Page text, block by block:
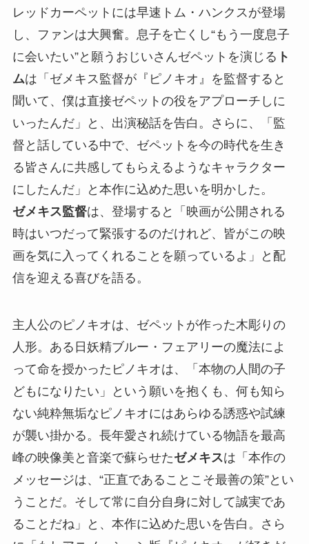
レッドカーペットには早速トム・ハンクスが登場
し、ファンは大興奮。息子を亡くし“もう一度息子
に会いたい”と願うおじいさんゼペットを演じる ト
ムは「ゼメキス監督が『ピノキオ』を監督すると
聞いて、僕は直接ゼペットの役をアプローチしに
いったんだ」と、出演秘話を告白。さらに、「監
督と話している中で、ゼペットを今の時代を生き
る皆さんに共感してもらえるようなキャラクター
にしたんだ」と本作に込めた思いを明かした。
ゼメキス監督は、登場すると「映画が公開される
時はいつだって緊張するのだけれど、皆がこの映
画を気に入ってくれることを願っているよ」と配
信を迎える喜びを語る。
主人公のピノキオは、ゼペットが作った木彫りの
人形。ある日妖精ブルー・フェアリーの魔法によ
って命を授かったピノキオは、「本物の人間の子
どもになりたい」という願いを抱くも、何も知ら
ない純粋無垢なピノキオにはあらゆる誘惑や試練
が襲い掛かる。長年愛され続けている物語を最高
峰の映像美と音楽で蘇らせたゼメキスは「本作の
メッセージは、“正直であることこそ最善の策”とい
うことだ。そして常に自分自身に対して誠実であ
ることだね」と、本作に込めた思いを告白。さら